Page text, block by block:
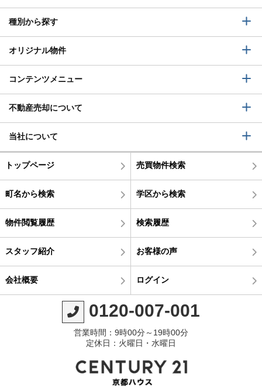
種別から探す
オリジナル物件
コンテンツメニュー
不動産売却について
当社について
トップページ 売買物件検索
町名から検索 学区から検索
物件閲覧履歴 検索履歴
スタッフ紹介 お客様の声
会社概要 ログイン
0120-007-001
営業時間：9時00分～19時00分
定休日：火曜日・水曜日